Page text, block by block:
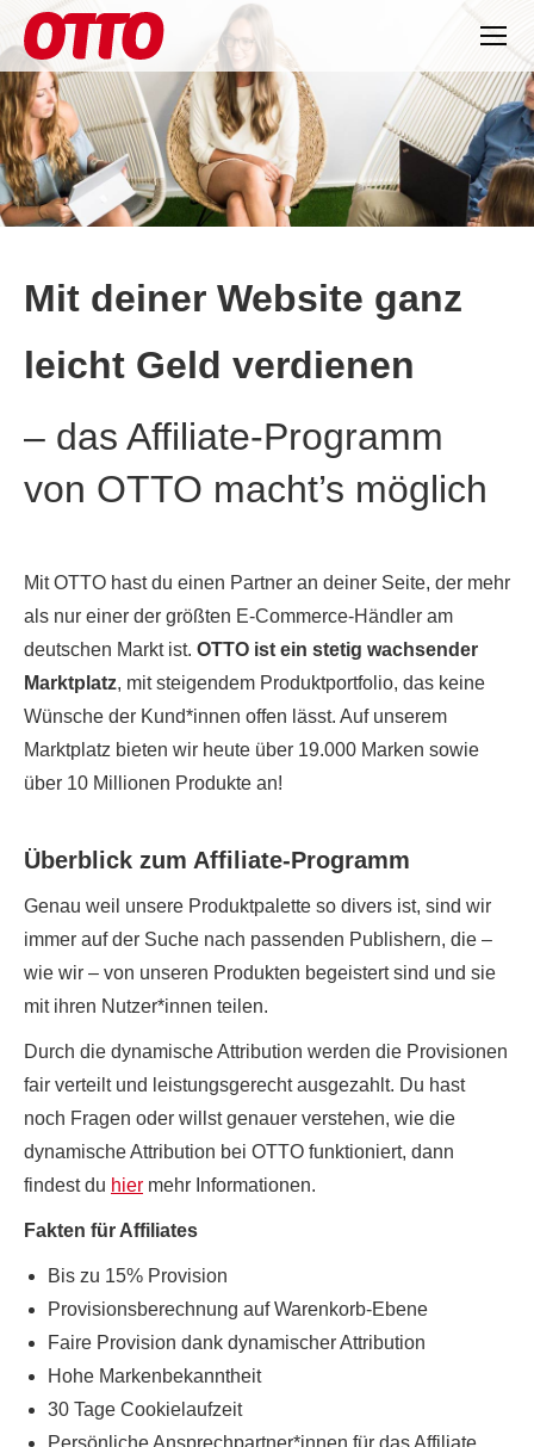
Mit deiner Website ganz
leicht Geld verdienen
– das Affiliate-Programm
von OTTO macht’s möglich
Mit OTTO hast du einen Partner an deiner Seite, der mehr
als nur einer der größten E-Commerce-Händler am
deutschen Markt ist. OTTO ist ein stetig wachsender
Marktplatz, mit steigendem Produktportfolio, das keine
Wünsche der Kund*innen offen lässt. Auf unserem
Marktplatz bieten wir heute über 19.000 Marken sowie
über 10 Millionen Produkte an!
Überblick zum Affiliate-Programm
Genau weil unsere Produktpalette so divers ist, sind wir
immer auf der Suche nach passenden Publishern, die –
wie wir – von unseren Produkten begeistert sind und sie
mit ihren Nutzer*innen teilen.
Durch die dynamische Attribution werden die Provisionen
fair verteilt und leistungsgerecht ausgezahlt. Du hast
noch Fragen oder willst genauer verstehen, wie die
dynamische Attribution bei OTTO funktioniert, dann
findest du hier mehr Informationen.
Fakten für Affiliates
Bis zu 15% Provision
Provisionsberechnung auf Warenkorb-Ebene
Faire Provision dank dynamischer Attribution
Hohe Markenbekanntheit
30 Tage Cookielaufzeit
Persönliche Ansprechpartner*innen für das Affiliate